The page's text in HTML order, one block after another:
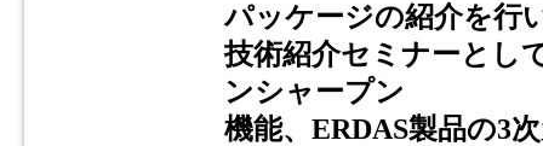
パッケージの紹介を行
技術紹介セミナーとし
ンシャープン
機能、ERDAS製品の3